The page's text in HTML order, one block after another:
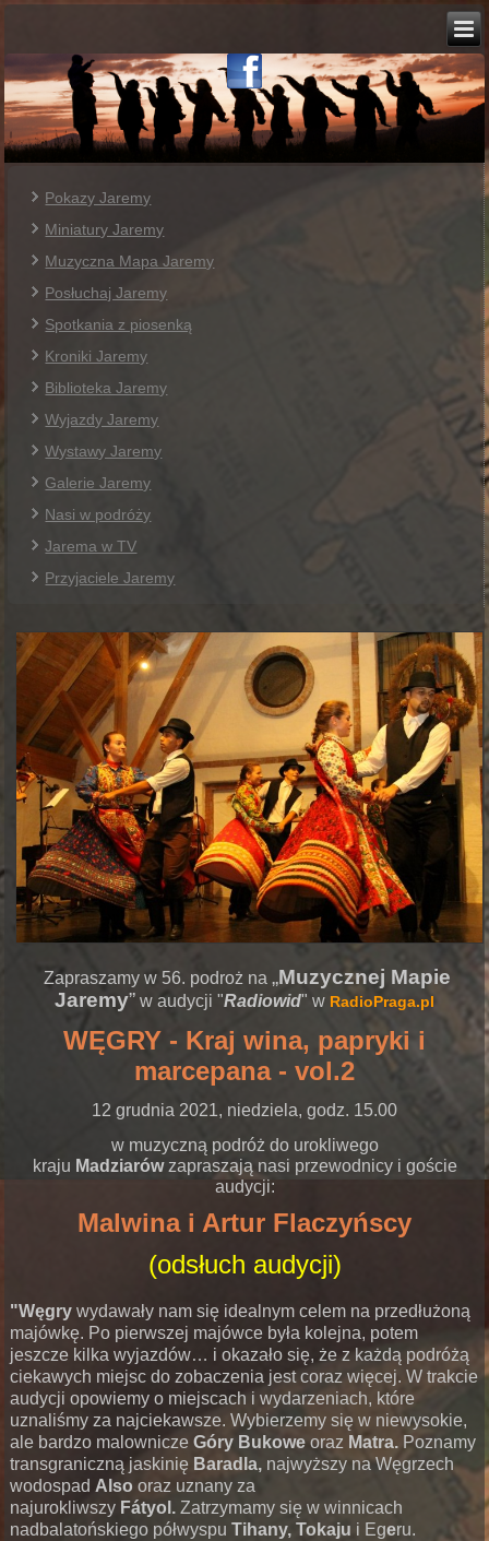
Pokazy Jaremy
Miniatury Jaremy
Muzyczna Mapa Jaremy
Posłuchaj Jaremy
Spotkania z piosenką
Kroniki Jaremy
Biblioteka Jaremy
Wyjazdy Jaremy
Wystawy Jaremy
Galerie Jaremy
Nasi w podróży
Jarema w TV
Przyjaciele Jaremy
Zapraszamy w 56. podroż na „Muzycznej Mapie
Jaremy” w audycji "Radiowid" w RadioPraga.pl
WĘGRY - Kraj wina, papryki i
marcepana - vol.2
12 grudnia 2021, niedziela, godz. 15.00
w muzyczną podróż do urokliwego
kraju Madziarówzapraszają nasi przewodnicy i goście
audycji:
Malwina i Artur Flaczyńscy
(odsłuch audycji)
"Węgry wydawały nam się idealnym celem na przedłużoną
majówkę. Po pierwszej majówce była kolejna, potem
jeszcze kilka wyjazdów… i okazało się, że z każdą podróżą
ciekawych miejsc do zobaczenia jest coraz więcej. W trakcie
audycji opowiemy o miejscach i wydarzeniach, które
uznaliśmy za najciekawsze. Wybierzemy się w niewysokie,
ale bardzo malowniczeGóry Bukowe oraz Matra. Poznamy
transgraniczną jaskinię Baradla, najwyższy na Węgrzech
wodospad Also oraz uznany za
najurokliwszy Fátyol. Zatrzymamy się w winnicach
nadbalatońskiego półwyspuTihany, Tokaju i Egeru.